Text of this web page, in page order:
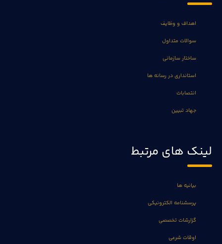
اهداف و وظایف
سوالات متداول
ساختار سازمانی
استانداری در رسانه ها
انتصابات
جهاد تبیین
لینک های مرتبط
بیانیه ها
پرسشنامه الکترونیکی
گزارشات تخصصی
اوقات شرعی